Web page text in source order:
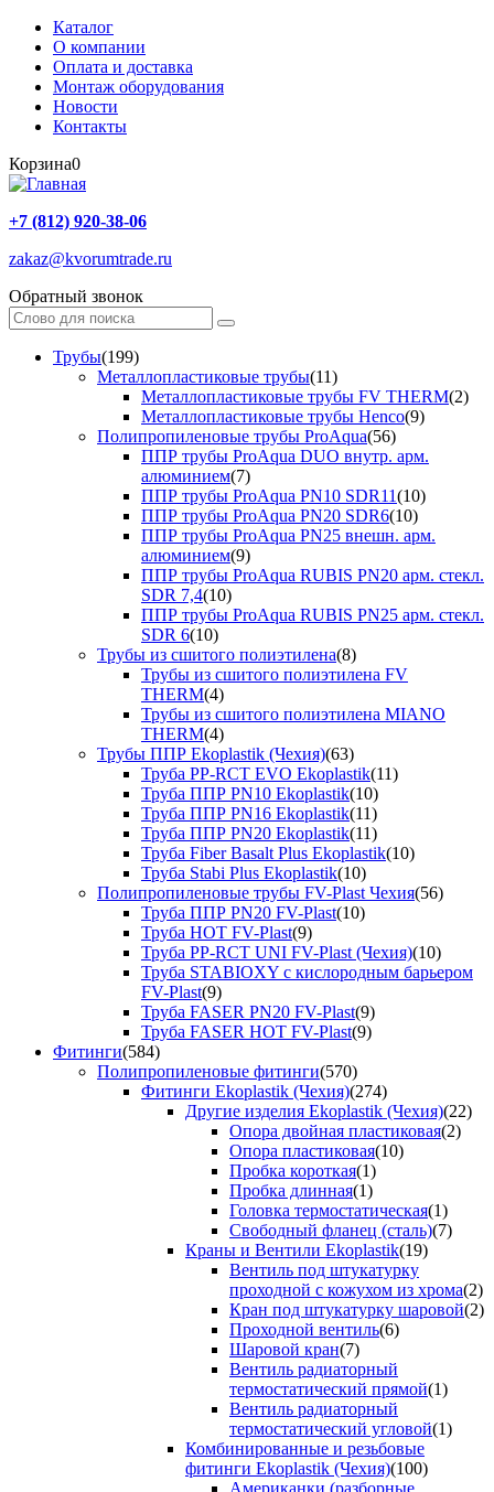
Каталог
О компании
Оплата и доставка
Монтаж оборудования
Новости
Контакты
Корзина0
+7 (812) 920-38-06
zakaz@kvorumtrade.ru
Обратный звонок
Трубы(199)
Металлопластиковые трубы(11)
Металлопластиковые трубы FV THERM(2)
Металлопластиковые трубы Henco(9)
Полипропиленовые трубы ProAqua(56)
ППР трубы ProAqua DUO внутр. арм.
алюминием(7)
ППР трубы ProAqua PN10 SDR11(10)
ППР трубы ProAqua PN20 SDR6(10)
ППР трубы ProAqua PN25 внешн. арм.
алюминием(9)
ППР трубы ProAqua RUBIS PN20 арм. стекл.
SDR 7,4(10)
ППР трубы ProAqua RUBIS PN25 арм. стекл.
SDR 6(10)
Трубы из сшитого полиэтилена(8)
Трубы из сшитого полиэтилена FV
THERM(4)
Трубы из сшитого полиэтилена MIANO
THERM(4)
Трубы ППР Ekoplastik (Чехия)(63)
Труба PP-RCT EVO Ekoplastik(11)
Труба ППР PN10 Ekoplastik(10)
Труба ППР PN16 Ekoplastik(11)
Труба ППР PN20 Ekoplastik(11)
Труба Fiber Basalt Plus Ekoplastik(10)
Труба Stabi Plus Ekoplastik(10)
Полипропиленовые трубы FV-Plast Чехия(56)
Труба ППР PN20 FV-Plast(10)
Труба HOT FV-Plast(9)
Труба PP-RCT UNI FV-Plast (Чехия)(10)
Труба STABIOXY с кислородным барьером
FV-Plast(9)
Труба FASER PN20 FV-Plast(9)
Труба FASER HOT FV-Plast(9)
Фитинги(584)
Полипропиленовые фитинги(570)
Фитинги Ekoplastik (Чехия)(274)
Другие изделия Ekoplastik (Чехия)(22)
Опора двойная пластиковая(2)
Опора пластиковая(10)
Пробка короткая(1)
Пробка длинная(1)
Головка термостатическая(1)
Свободный фланец (сталь)(7)
Краны и Вентили Ekoplastik(19)
Вентиль под штукатурку
проходной с кожухом из хрома(2)
Кран под штукатурку шаровой(2)
Проходной вентиль(6)
Шаровой кран(7)
Вентиль радиаторный
термостатический прямой(1)
Вентиль радиаторный
термостатический угловой(1)
Комбинированные и резьбовые
фитинги Ekoplastik (Чехия)(100)
Американки (разборные